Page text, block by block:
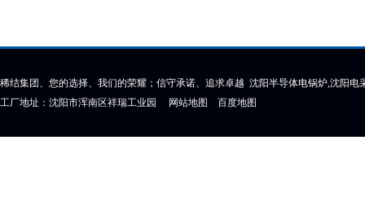
稀结集团、您的选择、我们的荣耀；信守承诺、追求卓越 沈阳半导体电锅炉,沈阳电
工厂地址：沈阳市浑南区祥瑞工业园 网站地图 百度地图